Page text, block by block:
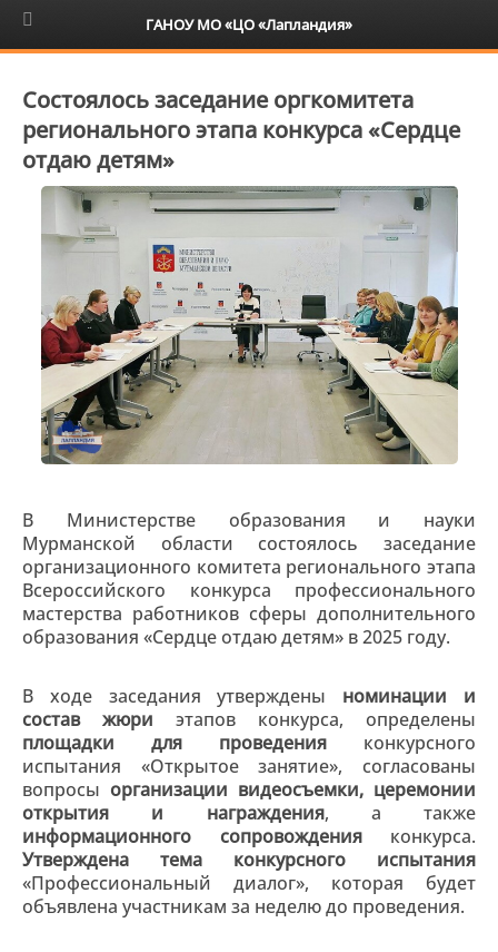
6+
Состоялось заседание оргкомитета
регионального этапа конкурса «Сердце
отдаю детям»
В Министерстве образования и науки
Мурманской области состоялось заседание
организационного комитета регионального этапа
Всероссийского конкурса профессионального
мастерства работников сферы дополнительного
образования «Сердце отдаю детям» в 2025 году.
В ходе заседания утверждены номинации и
состав жюри этапов конкурса, определены
площадки для проведения конкурсного
испытания «Открытое занятие», согласованы
вопросы организации видеосъемки, церемонии
открытия и награждения, а также
информационного сопровожденияконкурса.
Утверждена тема конкурсного испытания
«Профессиональный диалог», которая будет
объявлена участникам за неделю до проведения.
ГАНОУ МО «ЦО «Лапландия»